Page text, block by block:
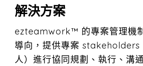
解決方案
ezteamwork™ 的專案管理機
導向，提供專案 stakeholders
人）進行協同規劃、執行、溝